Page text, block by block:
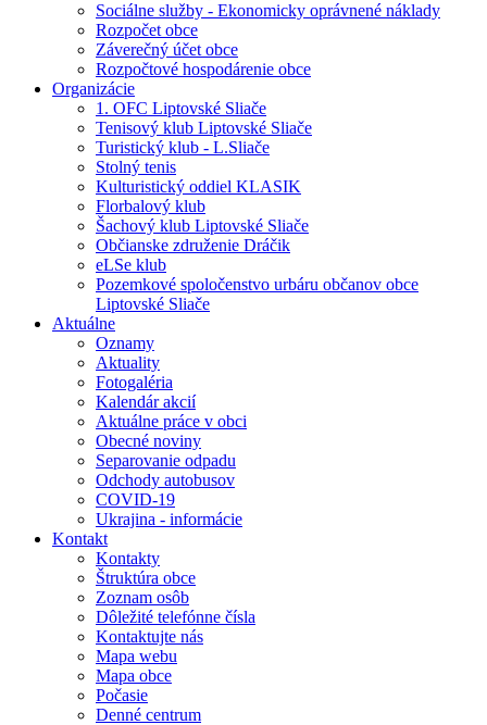
Sociálne služby - Ekonomicky oprávnené náklady
Rozpočet obce
Záverečný účet obce
Rozpočtové hospodárenie obce
Organizácie
1. OFC Liptovské Sliače
Tenisový klub Liptovské Sliače
Turistický klub - L.Sliače
Stolný tenis
Kulturistický oddiel KLASIK
Florbalový klub
Šachový klub Liptovské Sliače
Občianske združenie Dráčik
eLSe klub
Pozemkové spoločenstvo urbáru občanov obce
Liptovské Sliače
Aktuálne
Oznamy
Aktuality
Fotogaléria
Kalendár akcií
Aktuálne práce v obci
Obecné noviny
Separovanie odpadu
Odchody autobusov
COVID-19
Ukrajina - informácie
Kontakt
Kontakty
Štruktúra obce
Zoznam osôb
Dôležité telefónne čísla
Kontaktujte nás
Mapa webu
Mapa obce
Počasie
Denné centrum